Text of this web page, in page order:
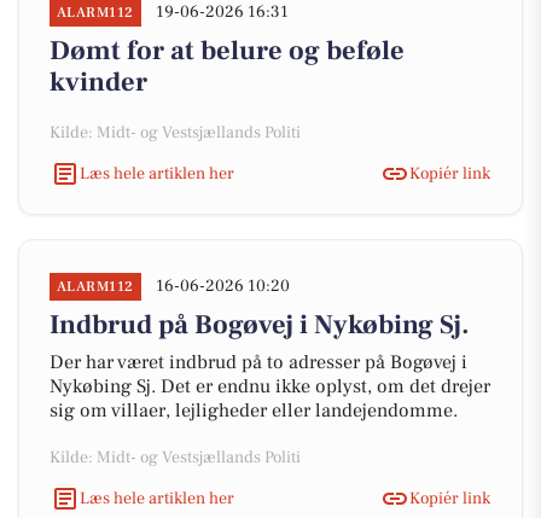
ALARM112 19-06-2026 16:31
Dømt for at belure og beføle
kvinder
Kilde: Midt- og Vestsjællands Politi
Læs hele artiklen her
Kopiér link
ALARM112 16-06-2026 10:20
Indbrud på Bogøvej i Nykøbing Sj.
Der har været indbrud på to adresser på Bogøvej i
Nykøbing Sj. Det er endnu ikke oplyst, om det drejer
sig om villaer, lejligheder eller landejendomme.
Kilde: Midt- og Vestsjællands Politi
Læs hele artiklen her
Kopiér link